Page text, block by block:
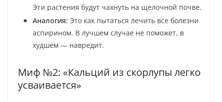
Эти растения будут чахнуть на щелочной почве.
Аналогия: Это как пытаться лечить все болезни
аспирином. В лучшем случае не поможет, в
худшем — навредит.
Миф №2: «Кальций из скорлупы легко
усваивается»